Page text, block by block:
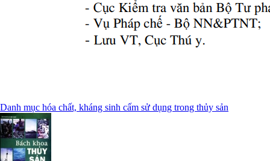
Danh mục hóa chất, kháng sinh cấm sử dụng trong thủy sản